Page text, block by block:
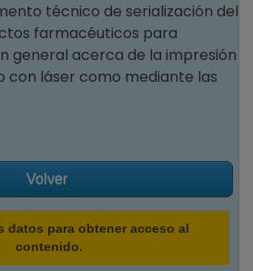
técnico de serialización del
farmacéuticos para
general acerca de la impresión
con láser como mediante las
Volver
datos para obtener acceso al
contenido.